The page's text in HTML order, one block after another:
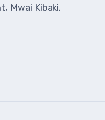
Mwai Kibaki.